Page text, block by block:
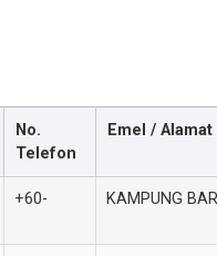
No.
Telefon
Emel / Alamat
+60- KAMPUNG